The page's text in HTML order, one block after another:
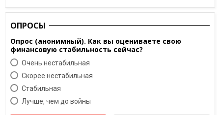
ОПРОСЫ
Опрос (анонимный). Как вы оцениваете свою
финансовую стабильность сейчас?
Очень нестабильная
Скорее нестабильная
Cтабильная
Лучше, чем до войны